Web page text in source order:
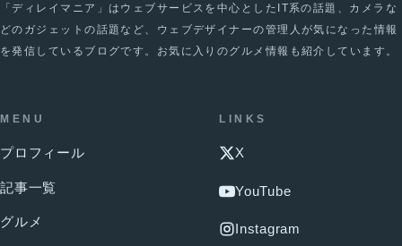
「ディレイマニア」はウェブサービスを中心としたIT系の話題、カメラな
どのガジェットの話題など、ウェブデザイナーの管理人が気になった情報
を発信しているブログです。お気に入りのグルメ情報も紹介しています。
MENU
プロフィール
記事一覧
グルメ
LINKS
X
YouTube
Instagram